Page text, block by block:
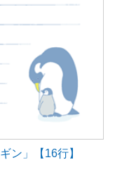
ン」【16行】